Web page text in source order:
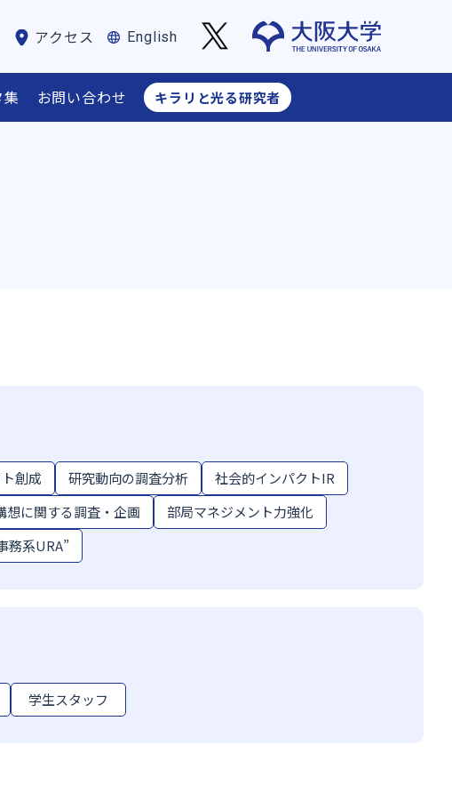
English
アクセス
お問い合わせ キラリと光る研究者
創成 研究動向の調査分析
社会的インパクトIR
想に関する調査・企画
部局マネジメント力強化
務系URA”
学生スタッフ